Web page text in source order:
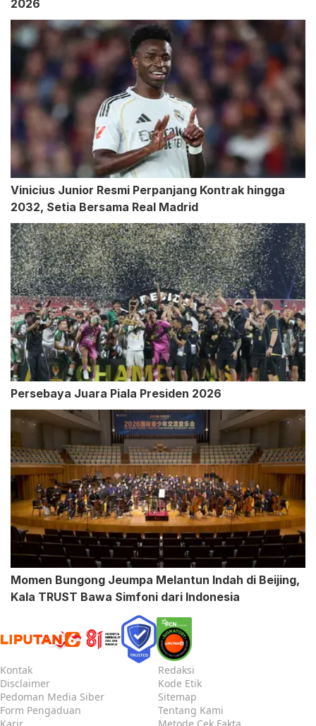
2026
Vinicius Junior Resmi Perpanjang Kontrak hingga
2032, Setia Bersama Real Madrid
Persebaya Juara Piala Presiden 2026
Momen Bungong Jeumpa Melantun Indah di Beijing,
Kala TRUST Bawa Simfoni dari Indonesia
Kontak
Redaksi
Disclaimer
Kode Etik
Pedoman Media Siber
Sitemap
Form Pengaduan
Tentang Kami